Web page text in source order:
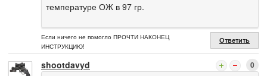
температуре ОЖ в 97 гр.
Если ничего не помогло ПРОЧТИ НАКОНЕЦ
ИНСТРУКЦИЮ!
Ответить
shootdavyd 0